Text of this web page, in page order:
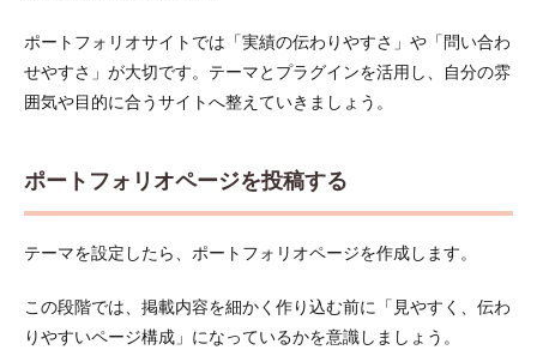
ポートフォリオサイトでは「実績の伝わりやすさ」や「問い合わ
せやすさ」が大切です。テーマとプラグインを活用し、自分の雰
囲気や目的に合うサイトへ整えていきましょう。
ポートフォリオページを投稿する
テーマを設定したら、ポートフォリオページを作成します。
この段階では、掲載内容を細かく作り込む前に「見やすく、伝わ
りやすいページ構成」になっているかを意識しましょう。